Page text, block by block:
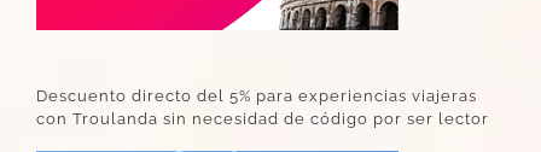
Descuento directo del 5% para experiencias viajeras
con Troulanda sin necesidad de código por ser lector